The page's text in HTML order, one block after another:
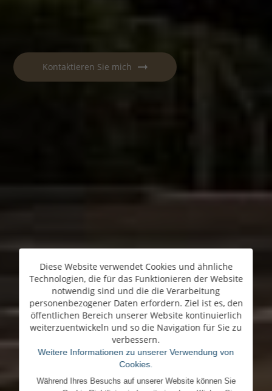
Kontaktieren Sie mich
Diese Website verwendet Cookies und ähnliche
Technologien, die für das Funktionieren der Website
notwendig sind und die die Verarbeitung
personenbezogener Daten erfordern. Ziel ist es, den
öffentlichen Bereich unserer Website kontinuierlich
weiterzuentwickeln und so die Navigation für Sie zu
verbessern.
Weitere Informationen zu unserer Verwendung von
Cookies.
Während Ihres Besuchs auf unserer Website können Sie